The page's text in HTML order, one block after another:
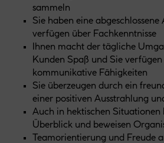
sammeln
Sie haben eine
verfügen über Fachkenntnisse
Ihnen macht der tägliche
Kunden Spaß und Sie
kommunikative Fähigkeiten
Sie überzeugen durch ein
einer positiven Ausstrahlung
Auch in hektischen Situationen
Überblick und beweisen
Teamorientierung und Freude